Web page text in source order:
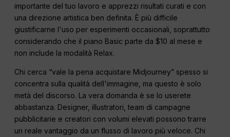
importante del tuo lavoro e apprezzi risultati curati e con
una direzione artistica ben definita. È più difficile
giustificarne l'uso per esperimenti occasionali, soprattutto
considerando che il piano Basic parte da $10 al mese e
non include la modalità Relax.
Chi cerca “vale la pena acquistare Midjourney” spesso si
concentra sulla qualità dell'immagine, ma questo è solo
metà del discorso. La vera domanda è se lo userete
abbastanza. Designer, illustratori, team di campagne
pubblicitarie e creatori con volumi elevati possono trarre
un reale vantaggio da un flusso di lavoro più veloce. Chi